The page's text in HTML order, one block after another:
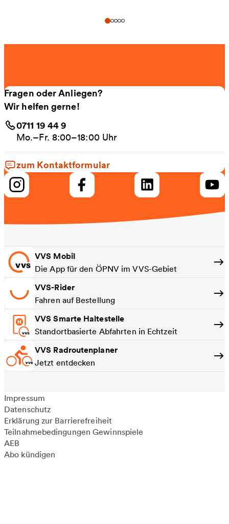
Fragen oder Anliegen?
Wir helfen gerne!
0711 19 44 9
Mo.–Fr. 8:00–18:00 Uhr
zum Kontaktformular
VVS Mobil
Die App für den ÖPNV im VVS-Gebiet
VVS-Rider
Fahren auf Bestellung
VVS Smarte Haltestelle
Standortbasierte Abfahrten in Echtzeit
VVS Radroutenplaner
Jetzt entdecken
Impressum
Datenschutz
Erklärung zur Barrierefreiheit
Teilnahmebedingungen Gewinnspiele
AEB
Abo kündigen